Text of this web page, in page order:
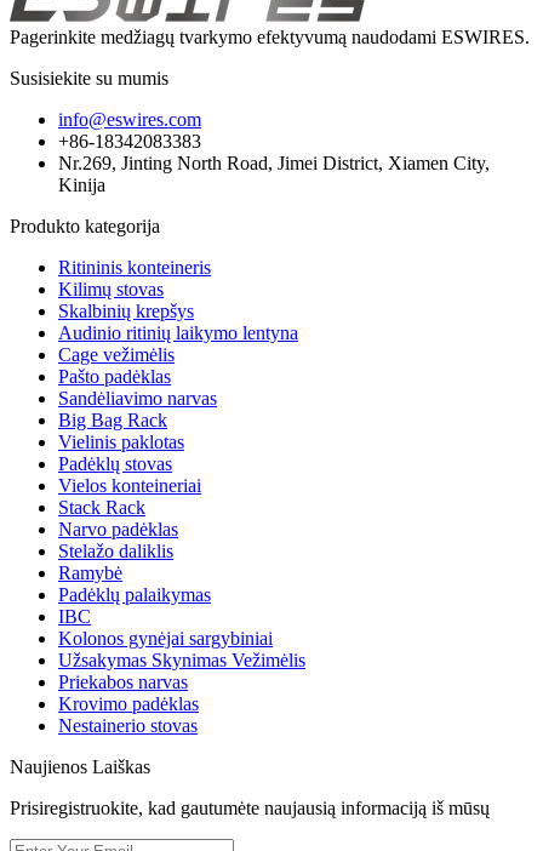
Pagerinkite medžiagų tvarkymo efektyvumą naudodami ESWIRES.
Susisiekite su mumis
info@eswires.com
+86-18342083383
Nr.269, Jinting North Road, Jimei District, Xiamen City,
Kinija
Produkto kategorija
Ritininis konteineris
Kilimų stovas
Skalbinių krepšys
Audinio ritinių laikymo lentyna
Cage vežimėlis
Pašto padėklas
Sandėliavimo narvas
Big Bag Rack
Vielinis paklotas
Padėklų stovas
Vielos konteineriai
Stack Rack
Narvo padėklas
Stelažo daliklis
Ramybė
Padėklų palaikymas
IBC
Kolonos gynėjai sargybiniai
Užsakymas Skynimas Vežimėlis
Priekabos narvas
Krovimo padėklas
Nestainerio stovas
Naujienos Laiškas
Prisiregistruokite, kad gautumėte naujausią informaciją iš mūsų